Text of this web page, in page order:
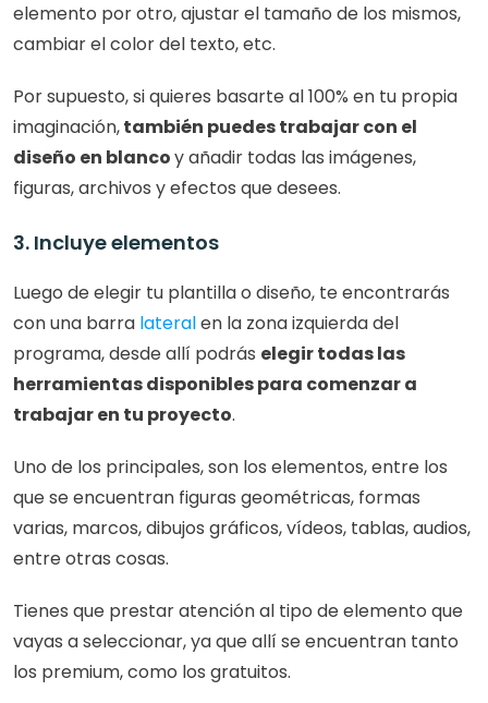
elemento por otro, ajustar el tamaño de los mismos,
cambiar el color del texto, etc.
Por supuesto, si quieres basarte al 100% en tu propia
imaginación, también puedes trabajar con el
diseño en blanco y añadir todas las imágenes,
figuras, archivos y efectos que desees.
3. Incluye elementos
Luego de elegir tu plantilla o diseño, te encontrarás
con una barra lateral en la zona izquierda del
programa, desde allí podrás elegir todas las
herramientas disponibles para comenzar a
trabajar en tu proyecto.
Uno de los principales, son los elementos, entre los
que se encuentran figuras geométricas, formas
varias, marcos, dibujos gráficos, vídeos, tablas, audios,
entre otras cosas.
Tienes que prestar atención al tipo de elemento que
vayas a seleccionar, ya que allí se encuentran tanto
los premium, como los gratuitos.